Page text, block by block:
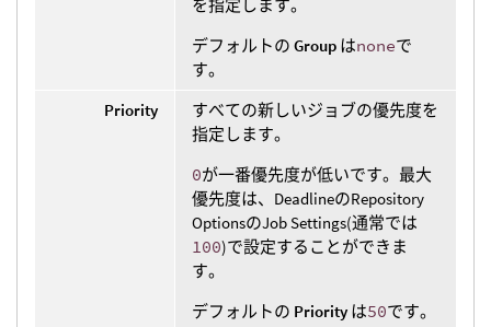
を指定します。
デフォルトの Group はnoneで
す。
Priority
すべての新しいジョブの優先度を
指定します。
0が一番優先度が低いです。最大
優先度は、DeadlineのRepository
OptionsのJob Settings(通常では
100)で設定することができま
す。
デフォルトの Priority は50です。